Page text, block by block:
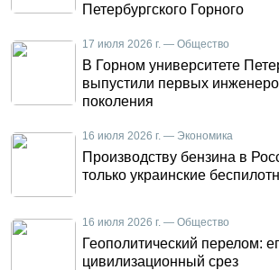
Петербургского Горного
17 июля 2026 г. — Общество
В Горном университете
выпустили первых
поколения
16 июля 2026 г. — Экономика
Производству бензина в
только украинские
16 июля 2026 г. — Общество
Геополитический перелом:
цивилизационный срез